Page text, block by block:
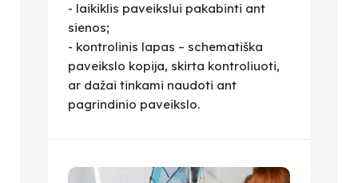
- laikiklis paveikslui pakabinti ant
sienos;
- kontrolinis lapas – schematiška
paveikslo kopija, skirta kontroliuoti,
ar dažai tinkami naudoti ant
pagrindinio paveikslo.